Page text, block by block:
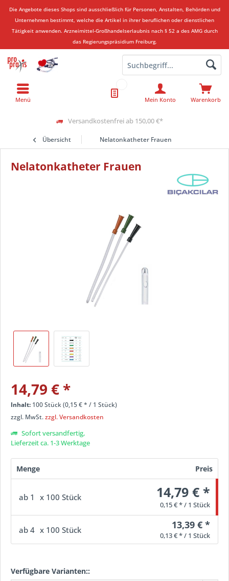
Die Angebote dieses Shops sind ausschließlich für Personen, Anstalten, Behörden und
Unternehmen bestimmt, welche die Artikel in ihrer beruflichen oder dienstlichen
Tätigkeit anwenden. Arzneimittel-Großhandelserlaubnis nach § 52 a des AMG durch
das Regierungspräsidium Freiburg.
Versandkostenfrei ab 150,00 €*
Warenkorb
Mein Konto
Menü
Übersicht Nelatonkatheter Frauen
Nelatonkatheter Frauen
14,79 € *
Inhalt: 100 Stück (0,15 €* / 1 Stück)
zzgl. MwSt.zzgl. Versandkosten
Sofort versandfertig,
Lieferzeit ca. 1-3 Werktage
Menge Preis
ab 1 x 100 Stück 14,79 € *
0,15 € * / 1 Stück
ab 4 x 100 Stück 13,39 € *
0,13 € * / 1 Stück
Verfügbare Varianten::